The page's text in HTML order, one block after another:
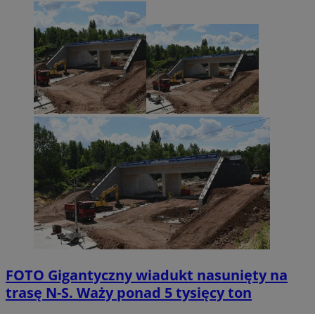
FOTO Gigantyczny wiadukt nasunięty na
trasę N-S. Waży ponad 5 tysięcy ton